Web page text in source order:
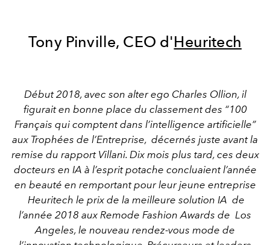
Tony Pinville, CEO d'Heuritech
Début 2018, avec son alter ego Charles Ollion, il
figurait en bonne place du classement des “100
Français qui comptent dans l’intelligence artificielle”
aux Trophées de l’Entreprise, décernés juste avant la
remise du rapport Villani. Dix mois plus tard, ces deux
docteurs en IA à l’esprit potache concluaient l’année
en beauté en remportant pour leur jeune entreprise
Heuritech le prix de la meilleure solution IA de
l’année 2018 aux Remode Fashion Awards de Los
Angeles, le nouveau rendez-vous mode de